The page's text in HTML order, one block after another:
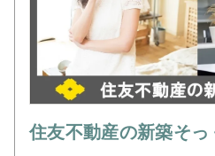
住友不動産の新築そっ